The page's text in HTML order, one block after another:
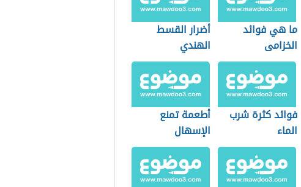
ما هي فوائد
الخزامى
أضرار القسط
الهندي
فوائد كثرة شرب
الماء
أطعمة تمنع
الإسهال